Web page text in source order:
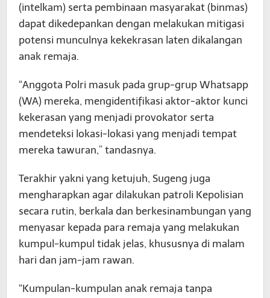
(intelkam) serta pembinaan masyarakat (binmas)
dapat dikedepankan dengan melakukan mitigasi
potensi munculnya kekekrasan laten dikalangan
anak remaja.
“Anggota Polri masuk pada grup-grup Whatsapp
(WA) mereka, mengidentifikasi aktor-aktor kunci
kekerasan yang menjadi provokator serta
mendeteksi lokasi-lokasi yang menjadi tempat
mereka tawuran,” tandasnya.
Terakhir yakni yang ketujuh, Sugeng juga
mengharapkan agar dilakukan patroli Kepolisian
secara rutin, berkala dan berkesinambungan yang
menyasar kepada para remaja yang melakukan
kumpul-kumpul tidak jelas, khususnya di malam
hari dan jam-jam rawan.
“Kumpulan-kumpulan anak remaja tanpa